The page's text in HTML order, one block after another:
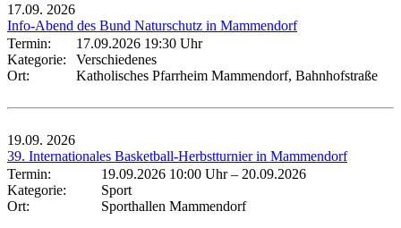
17.09. 2026
Info-Abend des Bund Naturschutz in Mammendorf
Termin:
17.09.2026 19:30 Uhr
Kategorie:
Verschiedenes
Ort:
Katholisches Pfarrheim Mammendorf, Bahnhofstraße
19.09. 2026
39. Internationales Basketball-Herbstturnier in Mammendorf
Termin:
19.09.2026 10:00 Uhr– 20.09.2026
Kategorie:
Sport
Ort:
Sporthallen Mammendorf